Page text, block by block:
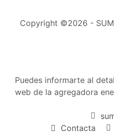
Copyright ©2026 -
Puedes informarte al
web de la agregadora
Contacta